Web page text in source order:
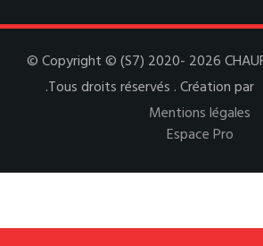
© Copyright © (S7) 2020- 2026
.Tous droits réservés . Création par
Mentions légales
Espace Pro